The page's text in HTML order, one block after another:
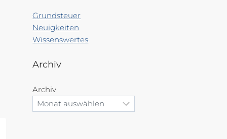
Grundsteuer
Neuigkeiten
Wissenswertes
Archiv
Archiv